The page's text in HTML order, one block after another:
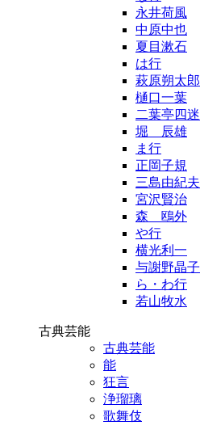
永井荷風
中原中也
夏目漱石
は行
萩原朔太郎
樋口一葉
二葉亭四迷
堀 辰雄
ま行
正岡子規
三島由紀夫
宮沢賢治
森 鴎外
や行
横光利一
与謝野晶子
ら・わ行
若山牧水
古典芸能
古典芸能
能
狂言
浄瑠璃
歌舞伎